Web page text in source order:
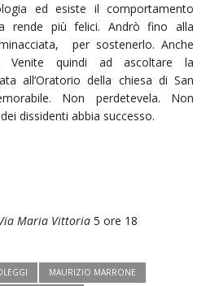
ed esiste il comportamento
rende più felici. Andrò fino alla
per sostenerlo. Anche
Venite quindi ad ascoltare la
all’Oratorio della chiesa di San
Non perdetevela. Non
dissidenti abbia successo.
Maria Vittoria 5 ore 18
MAURIZIO MARRONE